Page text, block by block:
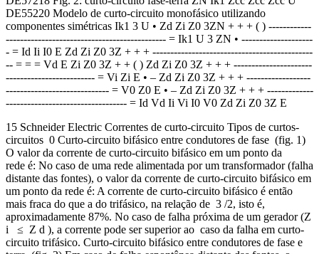
DE55220 Modelo de curto-circuito monofásico utilizando
componentes simétricas Ik1 3 U • Zd Zi Z0 3ZN + + + ( ) ------------
--------------------------------------------- = Ik1 U 3 ZN • --------------------
- = Id Ii I0 E Zd Zi Z0 3Z + + + ---------------------------------------------
-- = = = Vd E Zi Z0 3Z + + ( ) Zd Zi Z0 3Z + + + ----------------------
------------------------- = Vi Zi E • – Zd Zi Z0 3Z + + + ------------------
----------------------------- = V0 Z0 E • – Zd Zi Z0 3Z + + + -------------
---------------------------------- = Id Vd Ii Vi I0 V0 Zd Zi Z0 3Z E
15 Schneider Electric Correntes de curto-circuito Tipos de curtos-
circuitos 0 Curto-circuito bifásico entre condutores de fase (fig. 1)
O valor da corrente de curto-circuito bifásico em um ponto da
rede é: No caso de uma rede alimentada por um transformador (falha
distante das fontes), o valor da corrente de curto-circuito bifásico em
um ponto da rede é: A corrente de curto-circuito bifásico é então
mais fraca do que a do trifásico, na relação de 3 /2, isto é,
aproximadamente 87%. No caso de falha próxima de um gerador (Z
i ≤ Z d ), a corrente pode ser superior ao caso da falha em curto-
circuito trifásico. Curto-circuito bifásico entre condutores de fase e